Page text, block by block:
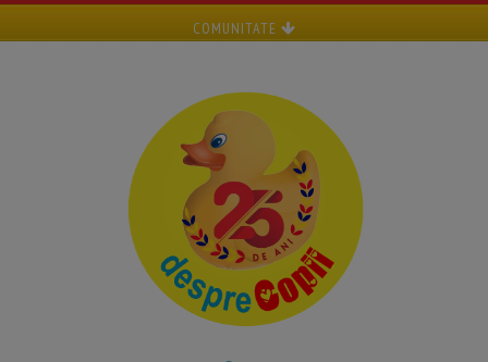
COMUNITATE